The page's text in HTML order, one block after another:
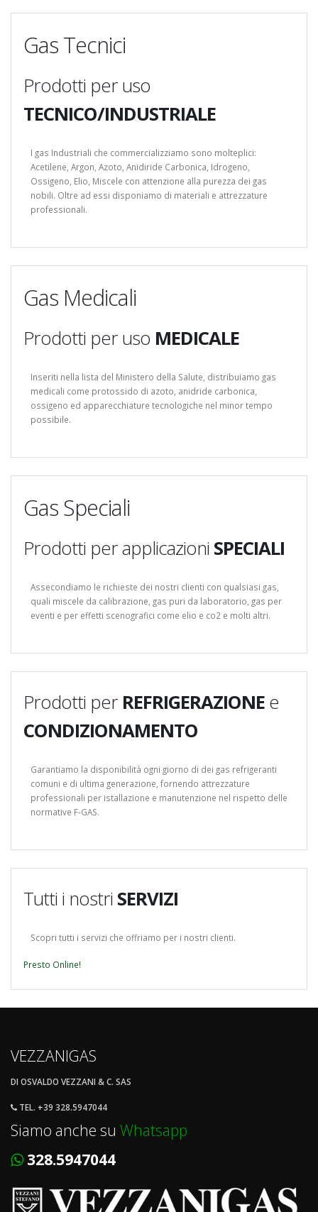
Gas Tecnici
Prodotti per uso
TECNICO/INDUSTRIALE
I gas Industriali che commercializziamo sono molteplici:
Acetilene, Argon, Azoto, Anidiride Carbonica, Idrogeno,
Ossigeno, Elio, Miscele con attenzione alla purezza dei gas
nobili. Oltre ad essi disponiamo di materiali e attrezzature
professionali.
Gas Medicali
Prodotti per uso MEDICALE
Inseriti nella lista del Ministero della Salute, distribuiamo gas
medicali come protossido di azoto, anidride carbonica,
ossigeno ed apparecchiature tecnologiche nel minor tempo
possibile.
Gas Speciali
Prodotti per applicazioni SPECIALI
Assecondiamo le richieste dei nostri clienti con qualsiasi gas,
quali miscele da calibrazione, gas puri da laboratorio, gas per
eventi e per effetti scenografici come elio e co2 e molti altri.
Prodotti per REFRIGERAZIONEe
CONDIZIONAMENTO
Garantiamo la disponibilità ogni giorno di dei gas refrigeranti
comuni e di ultima generazione, fornendo attrezzature
professionali per istallazione e manutenzione nel rispetto delle
normative F-GAS.
Tutti i nostri SERVIZI
Scopri tutti i servizi che offriamo per i nostri clienti.
Presto Online!
VEZZANIGAS
DI OSVALDO VEZZANI & C. SAS
TEL. +39 328.5947044
Siamo anche su Whatsapp
328.5947044